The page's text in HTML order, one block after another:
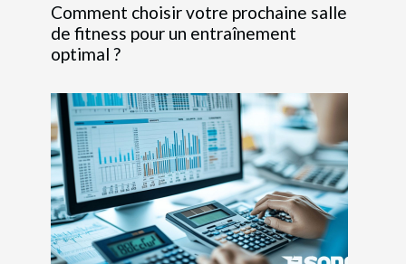
Comment choisir votre prochaine salle
de fitness pour un entraînement
optimal ?